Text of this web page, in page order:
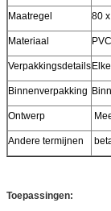
Maatregel 80
Materiaal
Verpakkingsdetails
Binnenverpakking
Ontwerp
Andere termijnen
Toepassingen: